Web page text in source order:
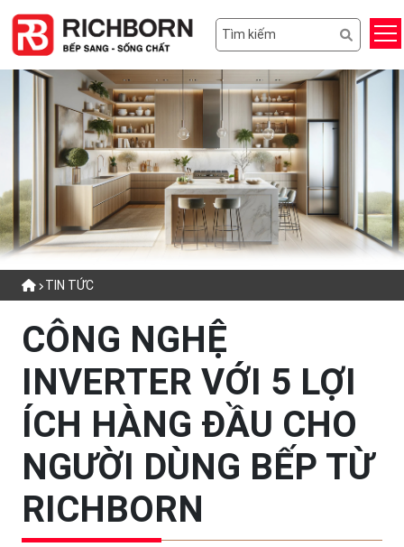
TIN TỨC
CÔNG NGHỆ
INVERTER VỚI 5 LỢI
ÍCH HÀNG ĐẦU CHO
NGƯỜI DÙNG BẾP TỪ
RICHBORN